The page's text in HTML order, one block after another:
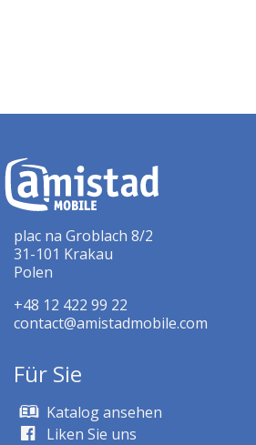
plac na Groblach 8/2
31-101 Krakau
Polen
+48 12 422 99 22
contact@amistadmobile.com
Für Sie
Katalog ansehen
Liken Sie uns